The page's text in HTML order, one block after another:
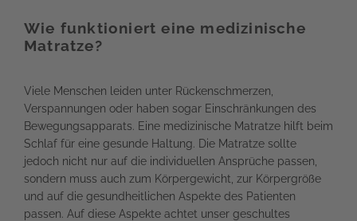
Wie funktioniert eine medizinische
Matratze?
Viele Menschen leiden unter Rückenschmerzen,
Verspannungen oder haben sogar Einschränkungen des
Bewegungsapparats. Eine medizinische Matratze hilft beim
Schlaf für eine gesunde Haltung. Die Matratze sollte
jedoch nicht nur auf die individuellen Ansprüche passen,
sondern muss auch zum Körpergewicht, zur Körpergröße
und auf die gesundheitlichen Aspekte des Patienten
passen. Auf diese Aspekte achtet unser geschultes